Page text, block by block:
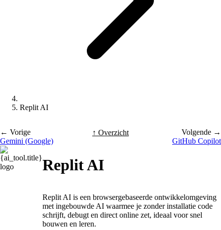
Replit AI
← Vorige
Gemini (Google)
↑ Overzicht
Volgende →
GitHub Copilot
Replit AI
Replit AI is een browsergebaseerde ontwikkelomgeving
met ingebouwde AI waarmee je zonder installatie code
schrijft, debugt en direct online zet, ideaal voor snel
bouwen en leren.